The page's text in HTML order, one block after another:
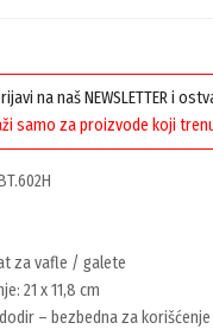
na naš NEWSLETTER i
samo za proizvode koji
za vafle / galete
21 x 11,8 cm
– bezbedna za korišćenje